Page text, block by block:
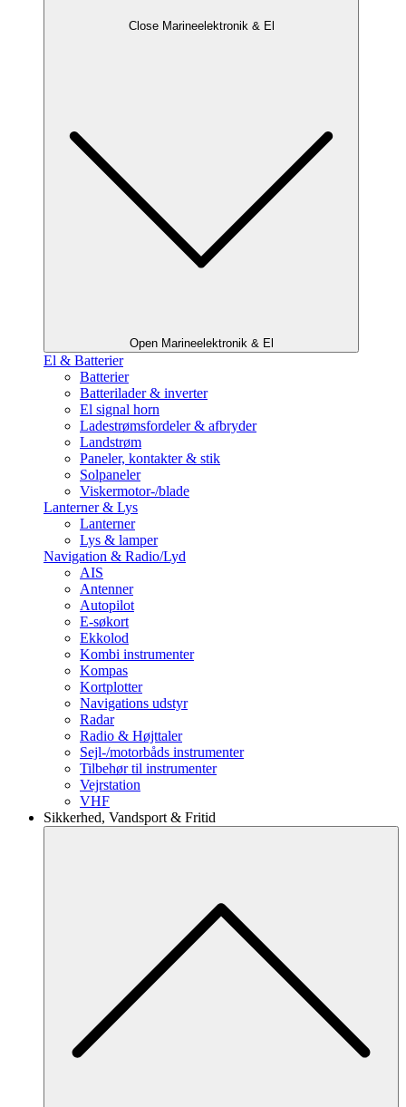
Close Marineelektronik & El
Open Marineelektronik & El
El & Batterier
Batterier
Batterilader & inverter
El signal horn
Ladestrømsfordeler & afbryder
Landstrøm
Paneler, kontakter & stik
Solpaneler
Viskermotor-/blade
Lanterner & Lys
Lanterner
Lys & lamper
Navigation & Radio/Lyd
AIS
Antenner
Autopilot
E-søkort
Ekkolod
Kombi instrumenter
Kompas
Kortplotter
Navigations udstyr
Radar
Radio & Højttaler
Sejl-/motorbåds instrumenter
Tilbehør til instrumenter
Vejrstation
VHF
Sikkerhed, Vandsport & Fritid